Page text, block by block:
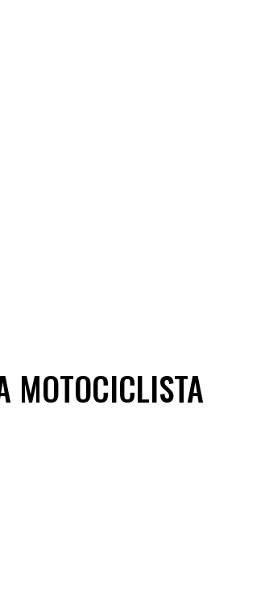
MOTOCICLISTA